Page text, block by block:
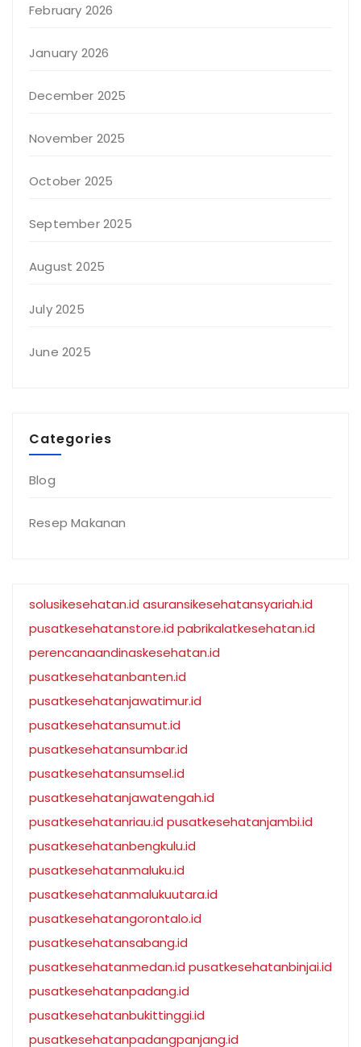
February 2026
January 2026
December 2025
November 2025
October 2025
September 2025
August 2025
July 2025
June 2025
Categories
Blog
Resep Makanan
solusikesehatan.id asuransikesehatansyariah.id
pusatkesehatanstore.id pabrikalatkesehatan.id
perencanaandinaskesehatan.id
pusatkesehatanbanten.id
pusatkesehatanjawatimur.id
pusatkesehatansumut.id
pusatkesehatansumbar.id
pusatkesehatansumsel.id
pusatkesehatanjawatengah.id
pusatkesehatanriau.id pusatkesehatanjambi.id
pusatkesehatanbengkulu.id
pusatkesehatanmaluku.id
pusatkesehatanmalukuutara.id
pusatkesehatangorontalo.id
pusatkesehatansabang.id
pusatkesehatanmedan.id pusatkesehatanbinjai.id
pusatkesehatanpadang.id
pusatkesehatanbukittinggi.id
pusatkesehatanpadangpanjang.id